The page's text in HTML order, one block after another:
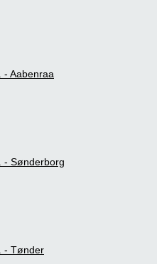
- Aabenraa
- Sønderborg
- Tønder